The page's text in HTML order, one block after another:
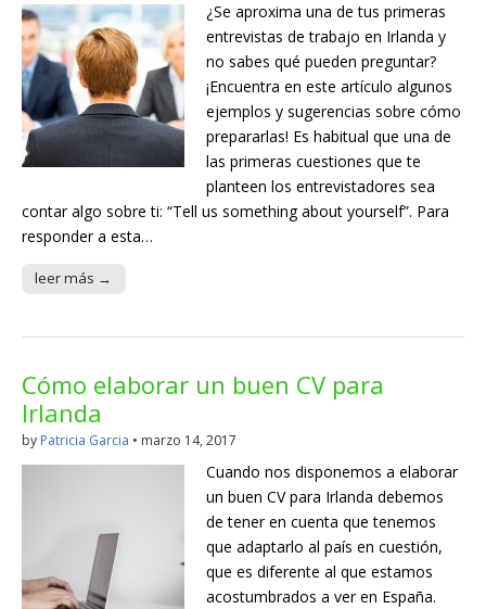
¿Se aproxima una de tus primeras
entrevistas de trabajo en Irlanda y
no sabes qué pueden preguntar?
¡Encuentra en este artículo algunos
ejemplos y sugerencias sobre cómo
prepararlas! Es habitual que una de
las primeras cuestiones que te
planteen los entrevistadores sea
contar algo sobre ti: “Tell us something about yourself”. Para
responder a esta…
leer más →
Cómo elaborar un buen CV para
Irlanda
by Patricia Garcia • marzo 14, 2017
Cuando nos disponemos a elaborar
un buen CV para Irlanda debemos
de tener en cuenta que tenemos
que adaptarlo al país en cuestión,
que es diferente al que estamos
acostumbrados a ver en España.